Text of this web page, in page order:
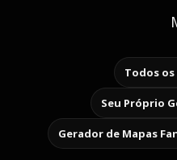
Todos
Seu Próprio
Gerador de Mapas